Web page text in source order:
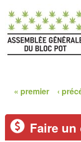
a
g
« premier ‹
Faire un